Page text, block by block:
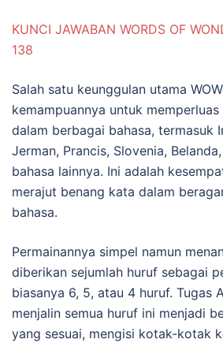
KUNCI JAWABAN WORDS OF
138
Salah satu keunggulan utama
kemampuannya untuk
dalam berbagai bahasa, termasuk
Jerman, Prancis, Slovenia,
bahasa lainnya. Ini adalah
merajut benang kata dalam
bahasa.
Permainannya simpel namun
diberikan sejumlah huruf sebagai
biasanya 6, 5, atau 4 huruf. Tugas
menjalin semua huruf ini menjadi
yang sesuai, mengisi kotak-kotak